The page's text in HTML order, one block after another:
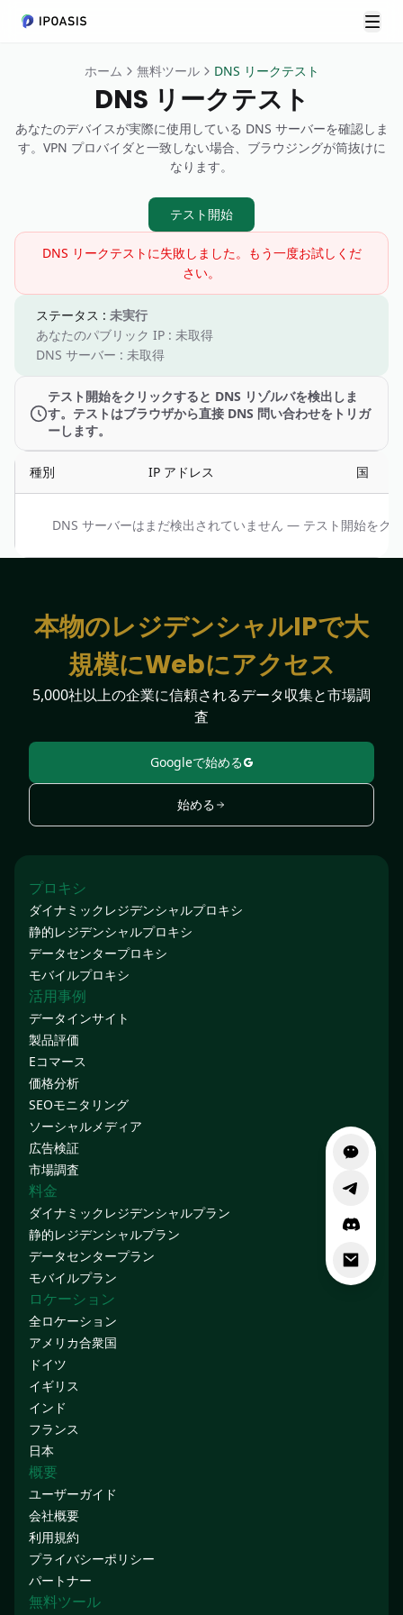
メ
ホーム 無料ツール DNS リークテスト
DNS リークテスト
あなたのデバイスが実際に使用している DNS サーバーを確認しま
す。VPN プロバイダと一致しない場合、ブラウジングが筒抜けに
なります。
テスト開始
DNS リークテストに失敗しました。もう一度お試しくだ
さい。
ステータス : 未実行
あなたのパブリック IP : 未取得
DNS サーバー : 未取得
テスト開始をクリックすると DNS リゾルバを検出しま
す。テストはブラウザから直接 DNS 問い合わせをトリガ
ーします。
種別 IP アドレス 国
DNS サーバーはまだ検出されていません — テスト開始をク
本物のレジデンシャルIPで大
規模にWebにアクセス
5,000社以上の企業に信頼されるデータ収集と市場調
査
Googleで始める
始める
プロキシ
ダイナミックレジデンシャルプロキシ
静的レジデンシャルプロキシ
データセンタープロキシ
モバイルプロキシ
活用事例
データインサイト
製品評価
Eコマース
価格分析
SEOモニタリング
ソーシャルメディア
広告検証
市場調査
料金
ダイナミックレジデンシャルプラン
静的レジデンシャルプラン
データセンタープラン
モバイルプラン
ロケーション
全ロケーション
アメリカ合衆国
ドイツ
イギリス
インド
フランス
日本
概要
ユーザーガイド
会社概要
利用規約
プライバシーポリシー
パートナー
無料ツール